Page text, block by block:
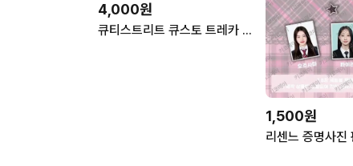
4,000원
큐티스트리트 큐스토 트레카 토레카 판매
1,500원